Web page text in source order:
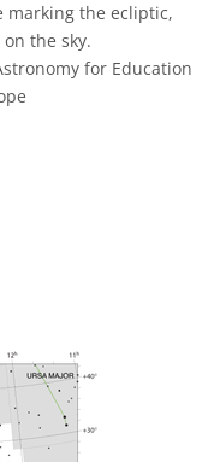
marking the ecliptic,
the sky.
for Education